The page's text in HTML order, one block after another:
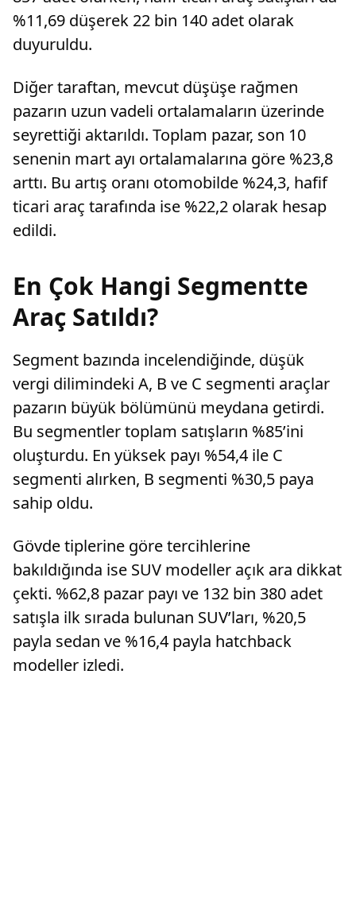
%11,69 düşerek 22 bin 140 adet olarak
duyuruldu.
Diğer taraftan, mevcut düşüşe rağmen
pazarın uzun vadeli ortalamaların üzerinde
seyrettiği aktarıldı. Toplam pazar, son 10
senenin mart ayı ortalamalarına göre %23,8
arttı. Bu artış oranı otomobilde %24,3, hafif
ticari araç tarafında ise %22,2 olarak hesap
edildi.
En Çok Hangi Segmentte
Araç Satıldı?
Segment bazında incelendiğinde, düşük
vergi dilimindeki A, B ve C segmenti araçlar
pazarın büyük bölümünü meydana getirdi.
Bu segmentler toplam satışların %85’ini
oluşturdu. En yüksek payı %54,4 ile C
segmenti alırken, B segmenti %30,5 paya
sahip oldu.
Gövde tiplerine göre tercihlerine
bakıldığında ise SUV modeller açık ara dikkat
çekti. %62,8 pazar payı ve 132 bin 380 adet
satışla ilk sırada bulunan SUV’ları, %20,5
payla sedan ve %16,4 payla hatchback
modeller izledi.